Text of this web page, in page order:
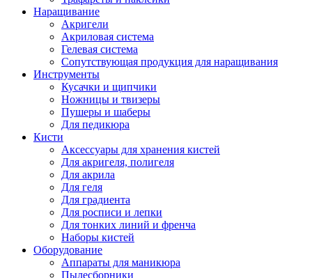
Наращивание
Акригели
Акриловая система
Гелевая система
Сопутствующая продукция для наращивания
Инструменты
Кусачки и щипчики
Ножницы и твизеры
Пушеры и шаберы
Для педикюра
Кисти
Аксессуары для хранения кистей
Для акригеля, полигеля
Для акрила
Для геля
Для градиента
Для росписи и лепки
Для тонких линий и френча
Наборы кистей
Оборудование
Аппараты для маникюра
Пылесборники